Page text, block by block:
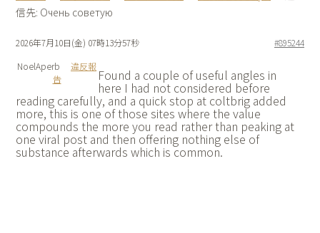
信先: Очень советую
2026年7月10日(金) 07時13分57秒
#895244
NoelAperb
違反報
告
Found a couple of useful angles in
here I had not considered before
reading carefully, and a quick stop at coltbrig added
more, this is one of those sites where the value
compounds the more you read rather than peaking at
one viral post and then offering nothing else of
substance afterwards which is common.